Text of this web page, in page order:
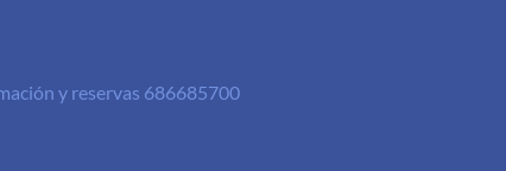
y reservas 686685700